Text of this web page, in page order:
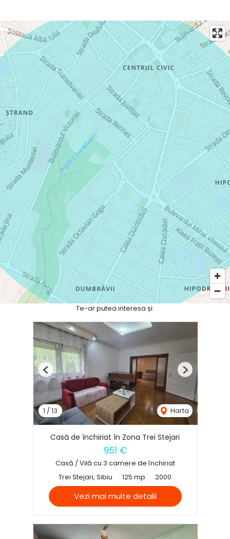
Te-ar putea interesa și:
1 /13 Harta
Previous Next
Casă de închiriat în Zona Trei Stejari
951 €
Casă / Vilă cu 3 camere de închiriat
Trei Stejari, Sibiu
125 mp 2000
Vezi mai multe detalii